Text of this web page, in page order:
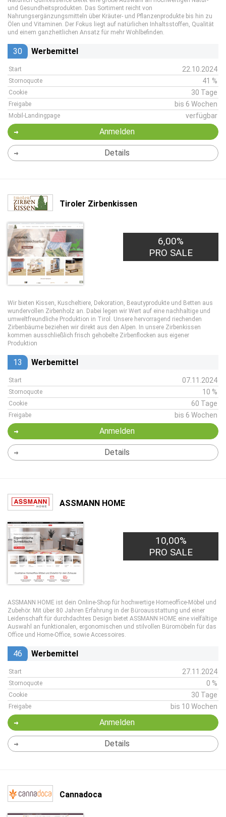
und Gesundheitsprodukten. Das Sortiment reicht von
Nahrungsergänzungsmitteln über Kräuter- und Pflanzenprodukte bis hin zu
Ölen und Vitaminen. Der Fokus liegt auf natürlichen Inhaltsstoffen, Qualität
und einem ganzheitlichen Ansatz für mehr Wohlbefinden.
30 Werbemittel
Start 22.10.2024
Stornoquote 41 %
Cookie 30 Tage
Freigabe bis 6 Wochen
Mobil-Landingpage verfügbar
Anmelden
Details
Tiroler Zirbenkissen
6,00%
PRO SALE
Wir bieten Kissen, Kuscheltiere, Dekoration, Beautyprodukte und Betten aus
wundervollen Zirbenholz an. Dabei legen wir Wert auf eine nachhaltige und
umweltfreundliche Produktion in Tirol. Unsere hervorragend riechenden
Zirbenbäume beziehen wir direkt aus den Alpen. In unsere Zirbenkissen
kommen ausschließlich frisch gehobelte Zirbenflocken aus eigener
Produktion
13 Werbemittel
Start 07.11.2024
Stornoquote 10 %
Cookie 60 Tage
Freigabe bis 6 Wochen
Anmelden
Details
ASSMANN HOME
10,00%
PRO SALE
ASSMANN HOME ist dein Online-Shop für hochwertige Homeoffice-Möbel und
Zubehör. Mit über 80 Jahren Erfahrung in der Büroausstattung und einer
Leidenschaft für durchdachtes Design bietet ASSMANN HOME eine vielfältige
Auswahl an funktionalen, ergonomischen und stilvollen Büromöbeln für das
Office und Home-Office, sowie Accessoires.
46 Werbemittel
Start 27.11.2024
Stornoquote 0 %
Cookie 30 Tage
Freigabe bis 10 Wochen
Anmelden
Details
Cannadoca